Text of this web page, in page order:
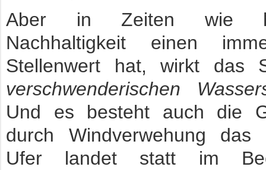
Aber in Zeiten wie
Nachhaltigkeit einen
Stellenwert hat, wirkt das
verschwenderischen
Und es besteht auch die
durch Windverwehung das
Ufer landet statt im